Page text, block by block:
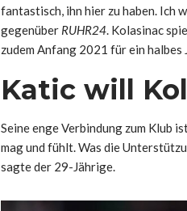
fantastisch, ihn hier zu haben. Ich
gegenüber RUHR24. Kolasinac
zudem Anfang 2021 für ein halbes
Katic will
Seine enge Verbindung zum Klub
mag und fühlt. Was die
sagte der 29-Jährige.